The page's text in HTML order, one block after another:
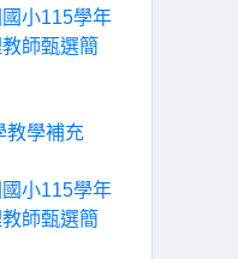
小115學年
師甄選簡
教學補充
小115學年
師甄選簡